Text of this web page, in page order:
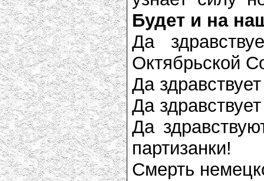
Будет и на
Да
Октябрьской
Да
Да
Да
партизанки!
Смерть